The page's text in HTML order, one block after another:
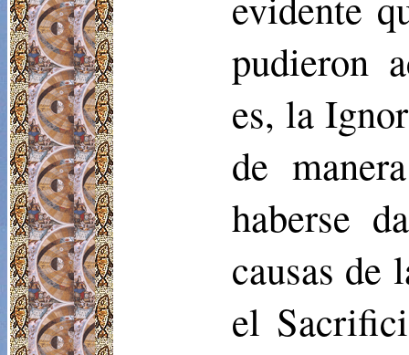
pudieron
es, la
de
haberse
causas de
el